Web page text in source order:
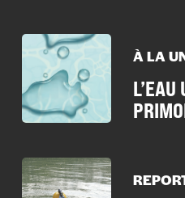
À LA
L’EAU